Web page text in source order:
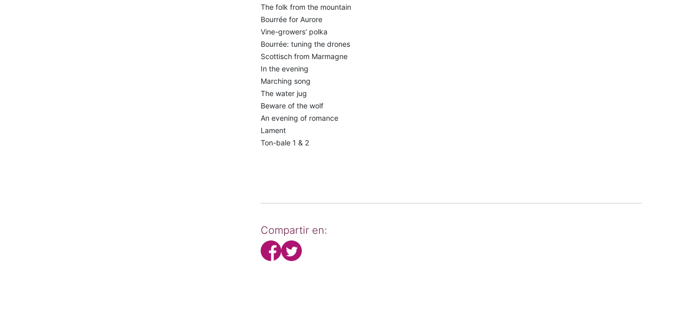
The folk from the mountain
Bourrée for Aurore
Vine-growers' polka
Bourrée: tuning the drones
Scottisch from Marmagne
In the evening
Marching song
The water jug
Beware of the wolf
An evening of romance
Lament
Ton-bale 1 & 2
Compartir en: